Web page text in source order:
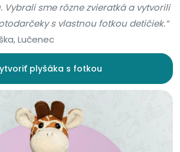
Vybrali sme rôzne zvieratká a vytvorili
s vlastnou fotkou detičiek.“
Lučenec
plyšáka s fotkou